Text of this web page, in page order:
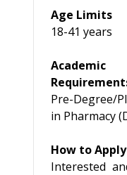
Age Limits
18-41 years
Pre-Degree/
in Pharmacy
How to Apply
Interested